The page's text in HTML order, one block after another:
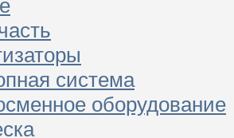
система
оборудование